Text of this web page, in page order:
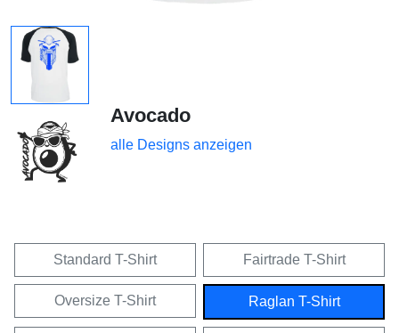
Avocado
alle Designs anzeigen
Standard T-Shirt Fairtrade T-Shirt
Oversize T-Shirt Raglan T-Shirt